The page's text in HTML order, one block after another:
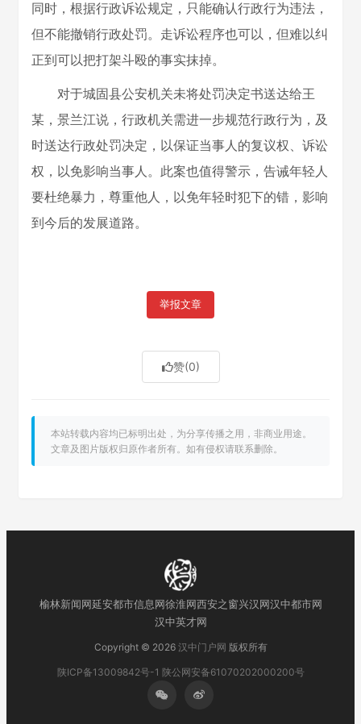
同时，根据行政诉讼规定，只能确认行政行为违法，
但不能撤销行政处罚。走诉讼程序也可以，但难以纠
正到可以把打架斗殴的事实抹掉。
对于城固县公安机关未将处罚决定书送达给王
某，景兰江说，行政机关需进一步规范行政行为，及
时送达行政处罚决定，以保证当事人的复议权、诉讼
权，以免影响当事人。此案也值得警示，告诫年轻人
要杜绝暴力，尊重他人，以免年轻时犯下的错，影响
到今后的发展道路。
举报文章
赞(0)
本站转载内容均已标明出处，为分享传播之用，非商业用途。
文章及图片版权归原作者所有。如有侵权请联系删除。
榆林新闻网延安都市信息网徐淮网西安之窗兴汉网汉中都市网
汉中英才网
Copyright © 2026 汉中门户网 版权所有
陕ICP备13009842号-1 陕公网安备61070202000200号